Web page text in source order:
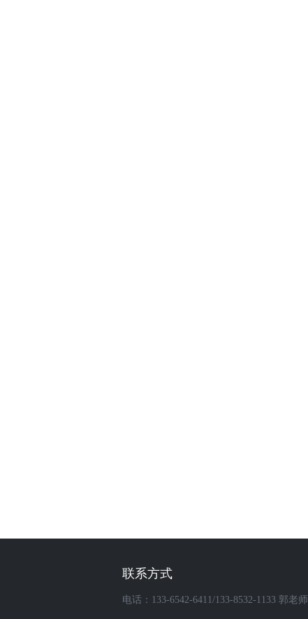
联系方式
电话：133-6542-6411/133-8532-1133 郭老师